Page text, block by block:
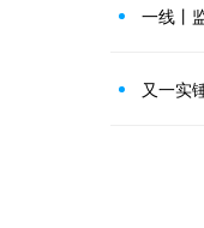
一线丨
又一实